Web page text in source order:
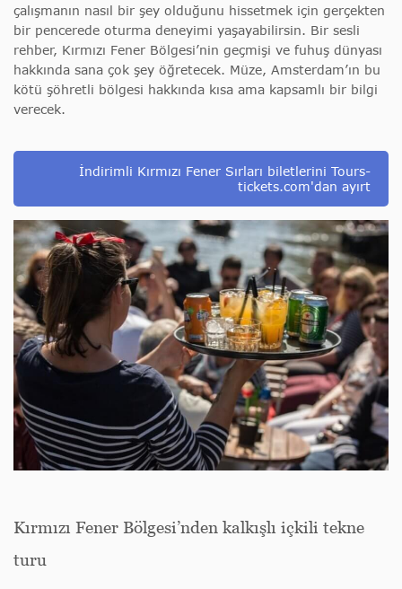
çalışmanın nasıl bir şey olduğunu hissetmek için gerçekten
bir pencerede oturma deneyimi yaşayabilirsin. Bir sesli
rehber, Kırmızı Fener Bölgesi’nin geçmişi ve fuhuş dünyası
hakkında sana çok şey öğretecek. Müze, Amsterdam’ın bu
kötü şöhretli bölgesi hakkında kısa ama kapsamlı bir bilgi
verecek.
İndirimli Kırmızı Fener Sırları biletlerini Tours-
tickets.com'dan ayırt
Kırmızı Fener Bölgesi’nden kalkışlı içkili tekne
turu